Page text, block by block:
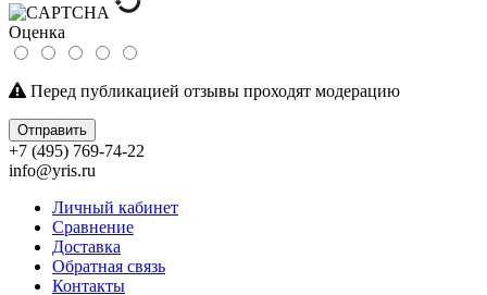
Оценка
Перед публикацией отзывы проходят модерацию
Отправить
+7 (495) 769-74-22
info@yris.ru
Личный кабинет
Сравнение
Доставка
Обратная связь
Контакты